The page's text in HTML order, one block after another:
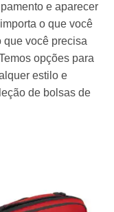
e aparecer
o que você
que você precisa
opções para
estilo e
de bolsas de